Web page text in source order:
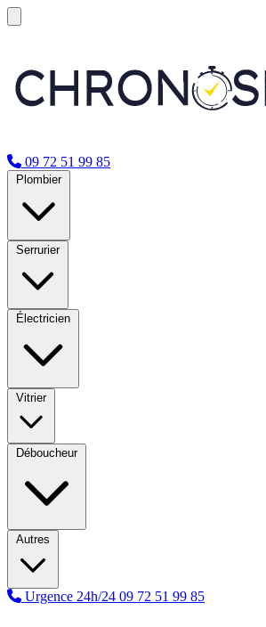
09 72 51 99 85
Plombier
Serrurier
Électricien
Vitrier
Déboucheur
Autres
Urgence 24h/24 09 72 51 99 85